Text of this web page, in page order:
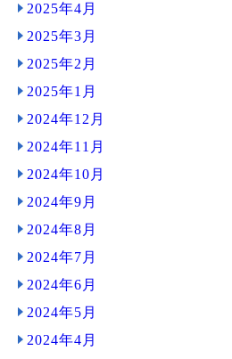
2025年4月
2025年3月
2025年2月
2025年1月
2024年12月
2024年11月
2024年10月
2024年9月
2024年8月
2024年7月
2024年6月
2024年5月
2024年4月